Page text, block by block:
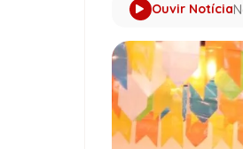
Ouvir Notícia